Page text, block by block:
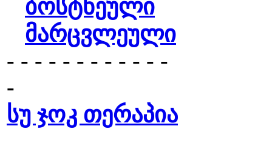
ბოსტნეული
მარცვლეული
- - - - - - - - - - - -
-
სუ ჯოკ თერაპია